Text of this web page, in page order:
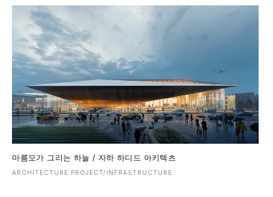
마름모가 그리는 하늘 / 자하 하디드 아키텍츠
ARCHITECTURE PROJECT/INFRASTRUCTURE